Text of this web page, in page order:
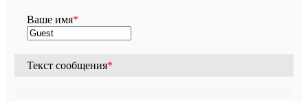
Ваше имя*
Текст сообщения*